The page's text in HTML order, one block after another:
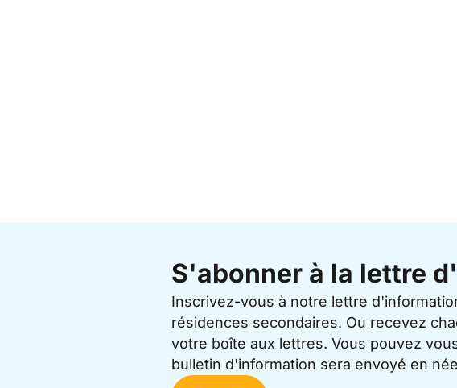
S'abonner à la lettre
Inscrivez-vous à notre lettre
résidences secondaires. Ou recevez
votre boîte aux lettres. Vous pouvez
bulletin d'information sera envoyé en